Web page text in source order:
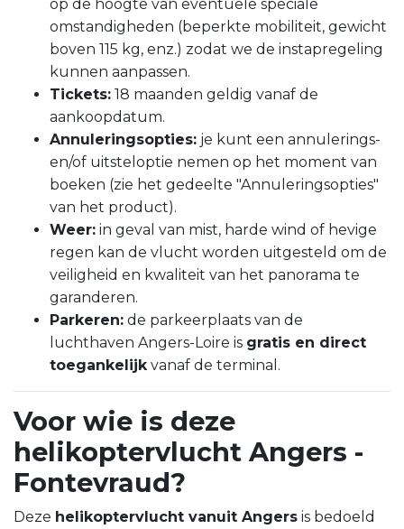
op de hoogte van eventuele speciale
omstandigheden (beperkte mobiliteit, gewicht
boven 115 kg, enz.) zodat we de instapregeling
kunnen aanpassen.
Tickets: 18 maanden geldig vanaf de
aankoopdatum.
Annuleringsopties: je kunt een annulerings-
en/of uitsteloptie nemen op het moment van
boeken (zie het gedeelte "Annuleringsopties"
van het product).
Weer: in geval van mist, harde wind of hevige
regen kan de vlucht worden uitgesteld om de
veiligheid en kwaliteit van het panorama te
garanderen.
Parkeren: de parkeerplaats van de
luchthaven Angers-Loire is gratis en direct
toegankelijk vanaf de terminal.
Voor wie is deze
helikoptervlucht Angers -
Fontevraud?
Deze helikoptervlucht vanuit Angers is bedoeld